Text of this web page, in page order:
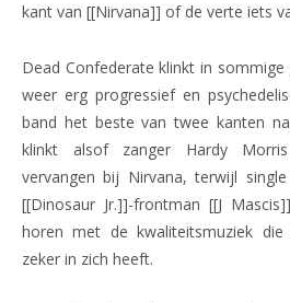
kant van [[Nirvana]] of de verte iets
Dead Confederate klinkt in
weer erg progressief en
band het beste van twee kanten
klinkt alsof zanger Hardy
vervangen bij Nirvana, terwijl
[[Dinosaur Jr.]]-frontman [[J
horen met de kwaliteitsmuziek
zeker in zich heeft.